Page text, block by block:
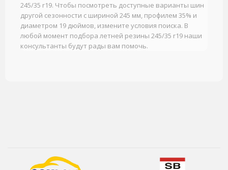
245/35 r19. Чтобы посмотреть доступные варианты шин
другой сезонности с шириной 245 мм, профилем 35% и
диаметром 19 дюймов, измените условия поиска. В
любой момент подбора летней резины 245/35 r19 наши
консультанты будут рады вам помочь.